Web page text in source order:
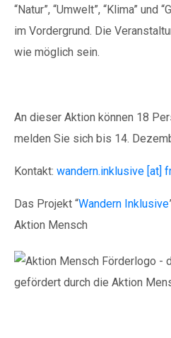
“Natur”, “Umwelt”, “Klima” und
im Vordergrund. Die
wie möglich sein.
An dieser Aktion können 18
melden Sie sich bis 14.
Kontakt: wandern.inklusive [at]
Das Projekt “Wandern Inklusive
Aktion Mensch